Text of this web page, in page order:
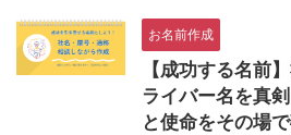
お名前作成
【成功する名前
ライバー名を真
と使命をその場